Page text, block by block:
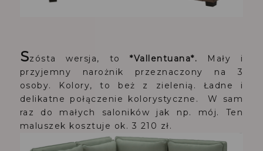
Szósta wersja, to*Vallentuana*. Mały i
przyjemny narożnik przeznaczony na 3
osoby. Kolory, to beż z zielenią. Ładne i
delikatne połączenie kolorystyczne. W sam
raz do małych saloników jak np. mój. Ten
maluszek kosztuje ok. 3 210 zł.